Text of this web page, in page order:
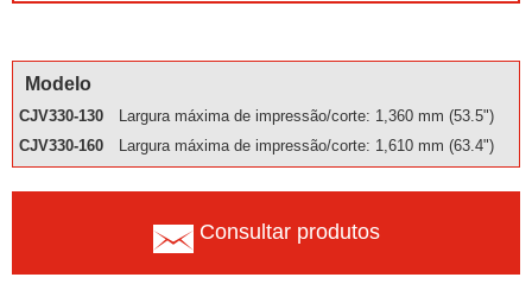
Modelo
CJV330-130
Largura máxima de impressão/corte: 1,360 mm (53.5")
CJV330-160
Largura máxima de impressão/corte: 1,610 mm (63.4")
Consultar produtos